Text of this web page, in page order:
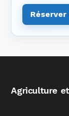
Agriculture